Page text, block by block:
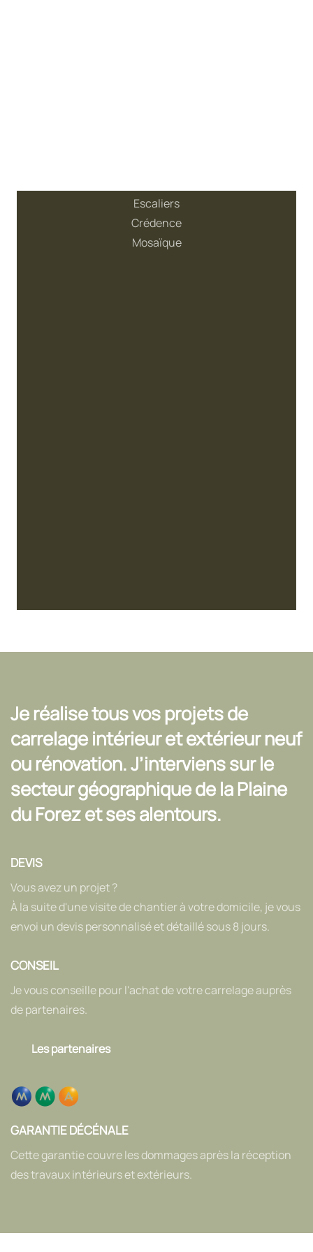
Escaliers
Crédence
Mosaïque
Je réalise tous vos projets de
carrelage intérieur et extérieur neuf
ou rénovation. J’interviens sur le
secteur géographique de laPlaine
du Forez et ses alentours.
DEVIS
Vous avez un projet ?
À la suite d'une visite de chantier à votre domicile, je vous
envoi un devis personnalisé et détaillé sous 8 jours.
CONSEIL
Je vous conseille pour l'achat de votre carrelage auprès
de partenaires.
Les partenaires
GARANTIE DÉCÉNALE
Cette garantie couvre les dommages après la réception
des travaux intérieurs et extérieurs.